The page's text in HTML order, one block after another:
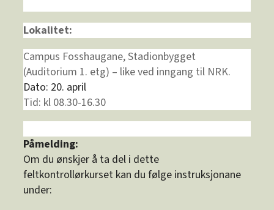
Lokalitet:
Campus Fosshaugane, Stadionbygget
(Auditorium 1. etg) – like ved inngang til NRK.
Dato: 20. april
Tid: kl 08.30-16.30
Påmelding:
Om du ønskjer å ta del i dette
feltkontrollørkurset kan du følge instruksjonane
under: